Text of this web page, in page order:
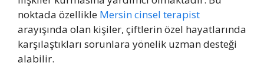
noktada özellikle Mersin cinsel terapist
arayışında olan kişiler, çiftlerin özel hayatlarında
karşılaştıkları sorunlara yönelik uzman desteği
alabilir.